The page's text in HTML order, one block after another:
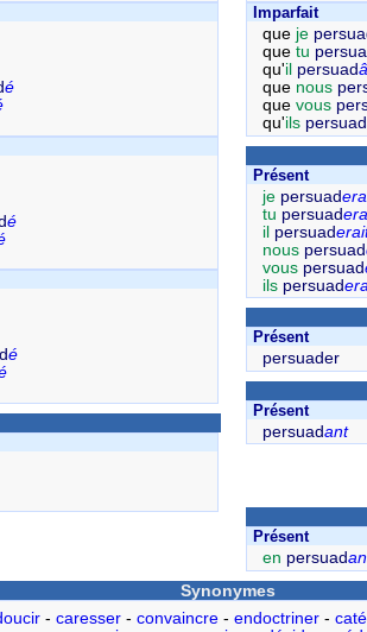
é
é
é
Imparfait
que je
quetu
qu'il persuad
que nous
quevous
qu'ils persuad
Présent
je persuad
tu persuad
il persuad
nous persuad
vous persuad
ils persuad
Présent
persuader
Présent
persuadant
Présent
en persuad
Synonymes
- caresser- convaincre- endoctriner-